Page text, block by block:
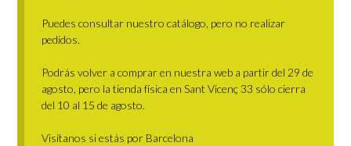
Puedes consultar nuestro catálogo, pero no realizar
pedidos.
Podrás volver a comprar en nuestra web a partir del 29 de
agosto, pero la tienda física en Sant Vicenç 33 sólo cierra
del 10 al 15 de agosto.
Visítanos si estás por Barcelona